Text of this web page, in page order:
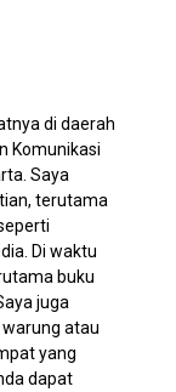
di daerah
Komunikasi
Saya
terutama
Di waktu
buku
juga
atau
yang
dapat